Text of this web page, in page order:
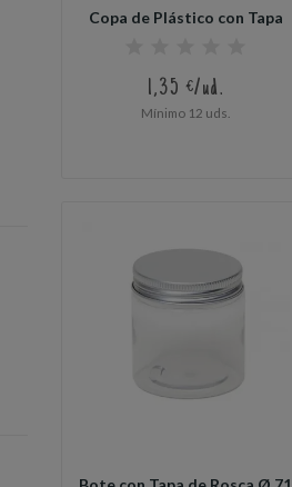
Copa de Plástico con Tapa
1,35 €/ud.
Mínimo 12 uds.